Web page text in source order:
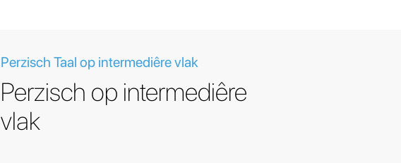
Perzisch Taal op intermediêre vlak
Perzisch op intermediêre
vlak